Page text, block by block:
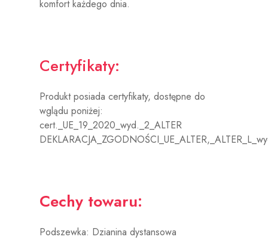
komfort każdego dnia.
Certyfikaty:
Produkt posiada certyfikaty, dostępne do
wglądu poniżej:
cert._UE_19_2020_wyd._2_ALTER
Cechy towaru:
Podszewka: Dzianina dystansowa